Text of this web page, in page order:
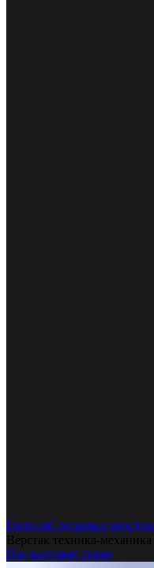
ГлавнаяСлесарные
Верстак техника-
Предыдущий товар